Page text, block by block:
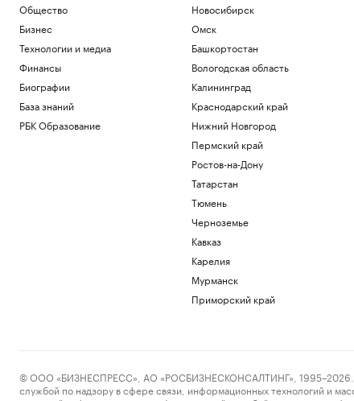
Общество
Бизнес
Технологии и медиа
Финансы
Биографии
База знаний
РБК Образование
Новосибирск
Омск
Башкортостан
Вологодская область
Калининград
Краснодарский край
Нижний Новгород
Пермский край
Ростов-на-Дону
Татарстан
Тюмень
Черноземье
Кавказ
Карелия
Мурманск
Приморский край
© ООО «БИЗНЕСПРЕСС», АО «РОСБИЗНЕСКОНСАЛТИНГ», 1995–2026.
службой по надзору в сфере связи, информационных технологий и